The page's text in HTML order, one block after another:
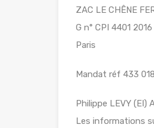
ZAC LE CHÊNE
G n° CPI 4401
Paris
Mandat réf 433
Philippe LEVY (EI)
Les informations